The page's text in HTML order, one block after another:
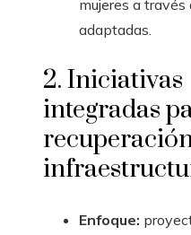
mujeres a
adaptadas.
2. Iniciativas
integradas
Enfoque: